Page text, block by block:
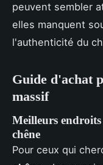
peuvent sembler
elles manquent
l'authenticité du
Guide d'achat
massif
Meilleurs endroits
chêne
Pour ceux qui